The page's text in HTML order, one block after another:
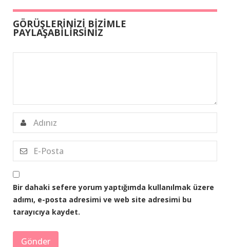
GÖRÜŞLERİNİZİ BİZİMLE
PAYLAŞABİLİRSİNİZ
Bir dahaki sefere yorum yaptığımda kullanılmak üzere
adımı, e-posta adresimi ve web site adresimi bu
tarayıcıya kaydet.